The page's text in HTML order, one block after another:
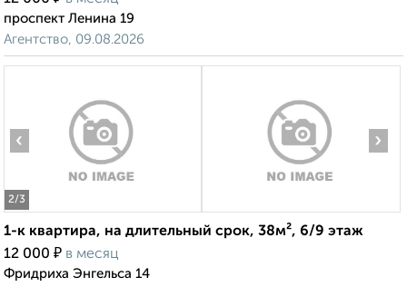
проспект Ленина 19
Агентство, 09.08.2026
2/3
‹ ›
1-к квартира, на длительный срок, 38м², 6/9 этаж
12 000 ₽ в месяц
Фридриха Энгельса 14